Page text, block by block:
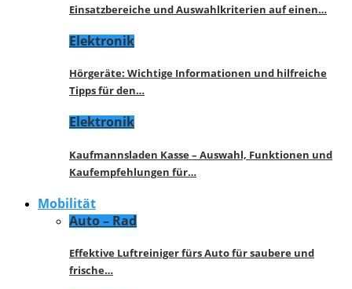
Einsatzbereiche und Auswahlkriterien auf einen…
Elektronik
Hörgeräte: Wichtige Informationen und hilfreiche
Tipps für den…
Elektronik
Kaufmannsladen Kasse – Auswahl, Funktionen und
Kaufempfehlungen für…
Mobilität
Auto – Rad
Effektive Luftreiniger fürs Auto für saubere und
frische…